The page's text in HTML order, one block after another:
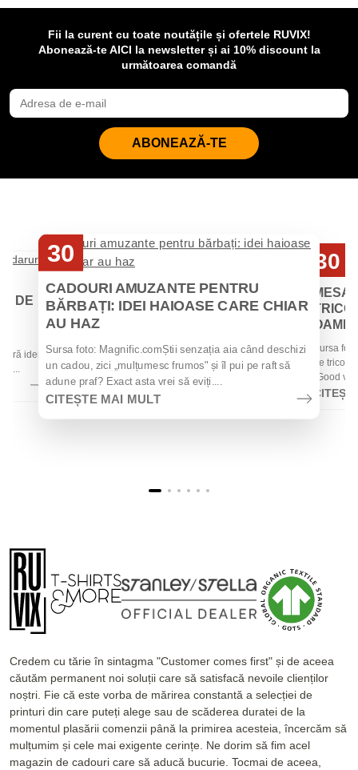
Fii la curent cu toate noutățile și ofertele RUVIX!
Abonează-te AICI la newsletter și ai 10% discount la
următoarea comandă
ABONEAZĂ-TE
DE
idei
la...
30
CADOURI AMUZANTE PENTRU
BĂRBAȚI: IDEI HAIOASE CARE CHIAR
AU HAZ
Sursa foto: Magnific.comȘtii senzația aia când deschizi
un cadou, zici „mulțumesc frumos" și îl pui pe raft să
adune praf? Exact asta vrei să eviți....
CITEȘTE MAI MULT
30
Sursa
de
„Good
Credem cu tărie în sintagma "Customer comes first" și de aceea
căutăm permanent noi soluții care să satisfacă nevoile clienților
noștri. Fie că este vorba de mărirea constantă a selecției de
printuri din care puteți alege sau de scăderea duratei de la
momentul plasării comenzii până la primirea acesteia, încercăm să
mulțumim și cele mai exigente cerințe. Ne dorim să fim acel
magazin de cadouri care să aducă bucurie. Tocmai de aceea,